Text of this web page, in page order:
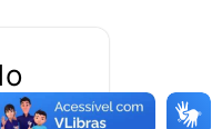
E –